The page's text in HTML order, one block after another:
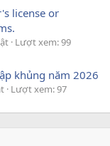
license or
Lượt xem: 99
khủng năm 2026
Lượt xem: 97